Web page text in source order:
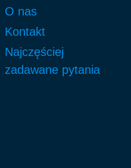
O nas
Kontakt
Najczęściej
zadawane pytania